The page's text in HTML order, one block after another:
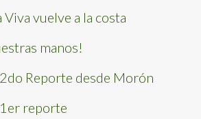
vuelve a la costa
manos!
Reporte desde Morón
reporte